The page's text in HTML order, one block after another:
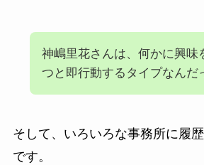
神嶋里花さんは、何かに興味
つと即行動するタイプなんだ
そして、いろいろな事務所に履
です。